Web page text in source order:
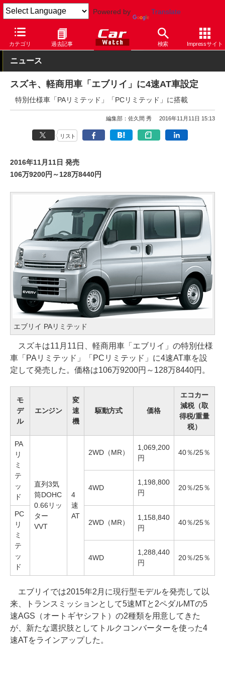
Powered by Translate
カテゴリ 過去記事 検索 Impressサイト
Car Watch 自動車 スズキ エブリイ
ニュース
スズキ、軽商用車「エブリイ」に4速AT車設定
特別仕様車「PAリミテッド」「PCリミテッド」に搭載
編集部：佐久間 秀 2016年11月11日 15:13
リスト
2016年11月11日 発売
106万9200円～128万8440円
エブリイ PAリミテッド
スズキは11月11日、軽商用車「エブリイ」の特別仕様
車「PAリミテッド」「PCリミテッド」に4速AT車を設
定して発売した。価格は106万9200円～128万8440円。
モ
デ
ル
エンジン
変
速
機
駆動方式 価格
エコカー
減税（取
得税/重量
税）
PA
リ
ミ
テ
ッ
ド
直列3気
筒DOHC
0.66リッ
ター
VVT
4
速
AT
2WD（MR）
1,069,200
円
40％/25％
4WD
1,198,800
円
20％/25％
PC
リ
ミ
テ
ッ
ド
2WD（MR）
1,158,840
円
40％/25％
4WD
1,288,440
円
20％/25％
エブリイでは2015年2月に現行型モデルを発売して以
来、トランスミッションとして5速MTと2ペダルMTの5
速AGS（オートギヤシフト）の2種類を用意してきた
が、新たな選択肢としてトルクコンバーターを使った4
速ATをラインアップした。